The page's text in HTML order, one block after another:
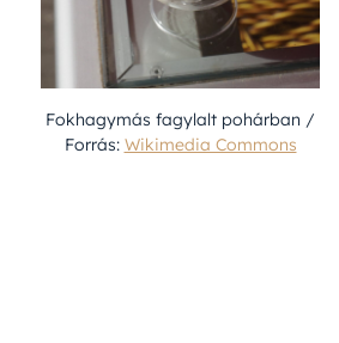
Fokhagymás fagylalt pohárban /
Forrás: Wikimedia Commons